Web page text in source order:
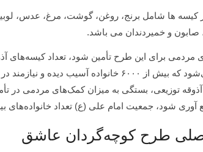
کیسه ها شامل برنج، روغن، گوشت، مرغ، عدس،
و خمیردندان می باشد.
مردمی برای این طرح تأمین شود، تعداد کیسه‌های
حال حاضر برآورد می‌شود که بیش از ۶۰۰۰
آذوقه توزیعی، بستگی به میزان کمک‌های مردمی در
اصلی طرح کوچه‌گردان عاشق